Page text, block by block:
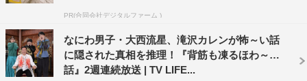
３時のヒロイン
山本彩 津田篤宏 白岩瑠姫
PR(合同会社デジタルファーム )
なにわ男子・大西流星、滝沢カレンが怖～い話
に隠された真相を推理！『背筋も凍るほわ～い
話』2週連続放送 | TV LIFE...